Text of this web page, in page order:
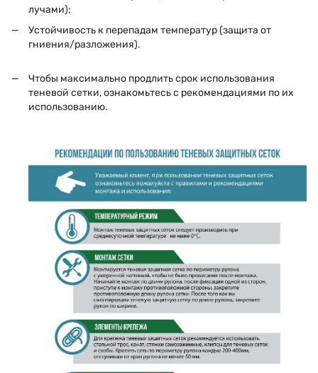
лучами);
Устойчивость к перепадам температур (защита от
гниения/разложения).
Чтобы максимально продлить срок использования
теневой сетки, ознакомьтесь с рекомендациями по их
использованию.